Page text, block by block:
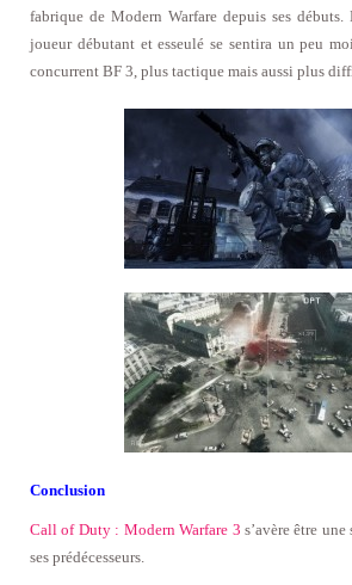
fabrique de Modern Warfare depuis ses débuts.
joueur débutant et esseulé se sentira un peu
concurrent BF 3, plus tactique mais aussi plus
Conclusion
Call of Duty : Modern Warfare 3 s’avère être
ses prédécesseurs.